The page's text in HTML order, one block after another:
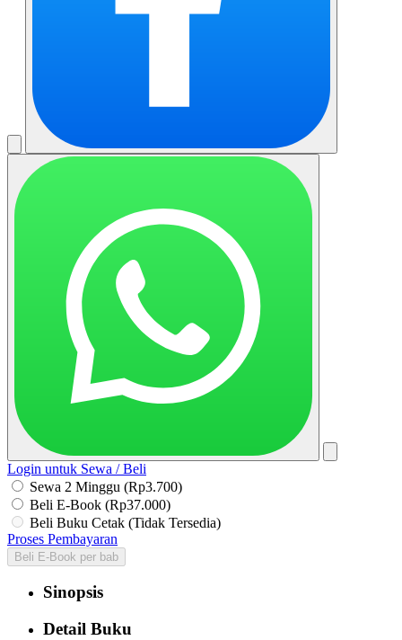
Login untuk Sewa / Beli
Sewa 2 Minggu (Rp3.700)
Beli E-Book (Rp37.000)
Beli Buku Cetak (Tidak Tersedia)
Proses Pembayaran
Beli E-Book per bab
Sinopsis
Detail Buku